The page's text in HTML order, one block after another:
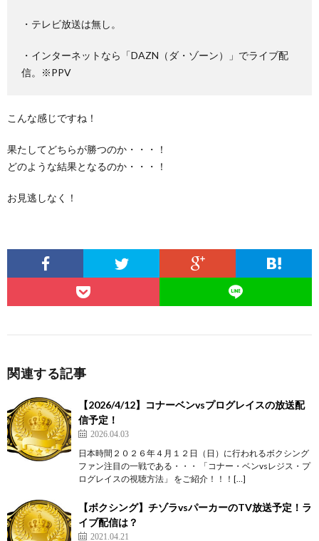
・テレビ放送は無し。
・インターネットなら「DAZN（ダ・ゾーン）」でライブ配
信。※PPV
こんな感じですね！
果たしてどちらが勝つのか・・・！
どのような結果となるのか・・・！
お見逃しなく！
関連する記事
【2026/4/12】コナーベンvsプログレイスの放送配
信予定！
2026.04.03
日本時間２０２６年４月１２日（日）に行われるボクシング
ファン注目の一戦である・・・ 「コナー・ベンvsレジス・プ
ログレイスの視聴方法」 をご紹介！！！[…]
【ボクシング】チゾラvsパーカーのTV放送予定！ラ
イブ配信は？
2021.04.21